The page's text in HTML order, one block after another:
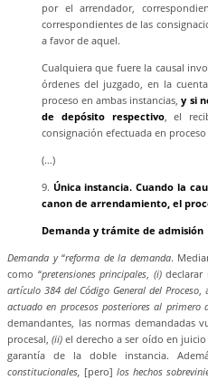
por el arrendador,
correspondientes de las
a favor de aquel.
Cualquiera que fuere la causal
órdenes del juzgado, en la
proceso en ambas instancias,y si
de depósito respectivo, el
consignación efectuada en
(…)
9. Única instancia. Cuando la
canon de arrendamiento, el
Demanda y trámite de admisión
Demanda y“reforma de la demanda.
como “pretensiones principales, (i)declarar
artículo 384 del Código General del Proceso,
actuado en procesos posteriores al
demandantes, las normas demandadas
procesal,(ii) el derecho a ser oído en
garantía de la doble instancia.
constitucionales, [pero] los hechos